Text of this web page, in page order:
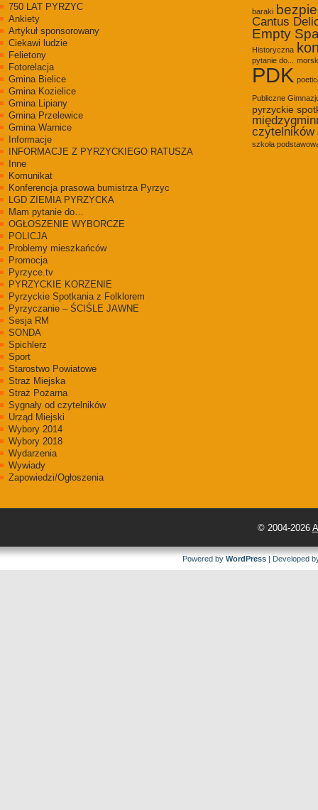
750 LAT PYRZYC
Ankiety
Artykuł sponsorowany
Ciekawi ludzie
Felietony
Fotorelacja
Gmina Bielice
Gmina Kozielice
Gmina Lipiany
Gmina Przelewice
Gmina Warnice
Informacje
INFORMACJE Z PYRZYCKIEGO RATUSZA
Inne
Komunikat
Konferencja prasowa bumistrza Pyrzyc
LGD ZIEMIA PYRZYCKA
Mam pytanie do…
OGŁOSZENIE WYBORCZE
POLICJA
Problemy mieszkańców
Promocja
Pyrzyce.tv
PYRZYCKIE KORZENIE
Pyrzyckie Spotkania z Folklorem
Pyrzyczanie – ŚCIŚLE JAWNE
Sesja RM
SONDA
Spichlerz
Sport
Starostwo Powiatowe
Straż Miejska
Straż Pożarna
Sygnały od czytelników
Urząd Miejski
Wybory 2014
Wybory 2018
Wydarzenia
Wywiady
Zapowiedzi/Ogłoszenia
baraki
Cantus
Empty
Historyczna
pytanie do...
PDK
Publiczne
pyrzyckie
czytelników
szkoła
© 2004-2026
Powered by WordPress | Developed